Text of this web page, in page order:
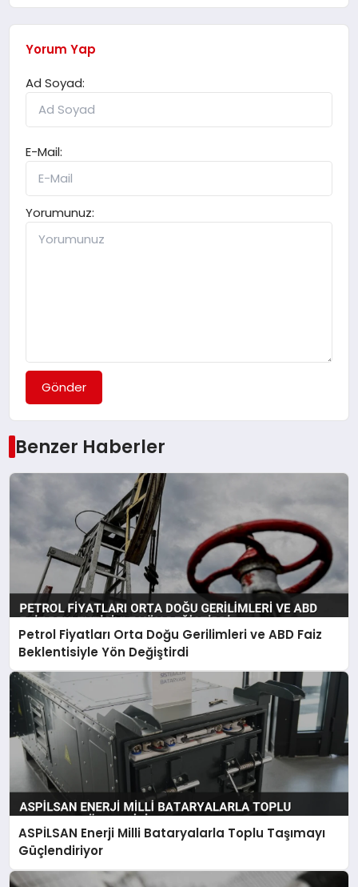
Yorum Yap
Ad Soyad:
E-Mail:
Yorumunuz:
Gönder
Benzer Haberler
Petrol Fiyatları Orta Doğu Gerilimleri ve ABD Faiz
Beklentisiyle Yön Değiştirdi
ASPİLSAN Enerji Milli Bataryalarla Toplu Taşımayı
Güçlendiriyor